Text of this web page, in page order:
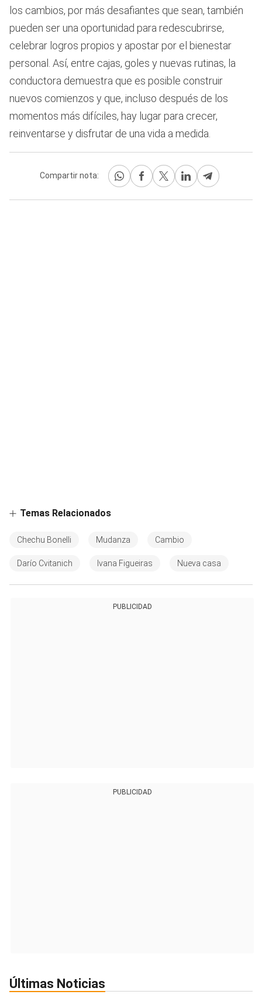
los cambios, por más desafiantes que sean, también
pueden ser una oportunidad para redescubrirse,
celebrar logros propios y apostar por el bienestar
personal. Así, entre cajas, goles y nuevas rutinas, la
conductora demuestra que es posible construir
nuevos comienzos y que, incluso después de los
momentos más difíciles, hay lugar para crecer,
reinventarse y disfrutar de una vida a medida.
Compartir nota:
Temas Relacionados
Chechu Bonelli Mudanza Cambio
Darío Cvitanich Ivana Figueiras Nueva casa
PUBLICIDAD
PUBLICIDAD
Últimas Noticias